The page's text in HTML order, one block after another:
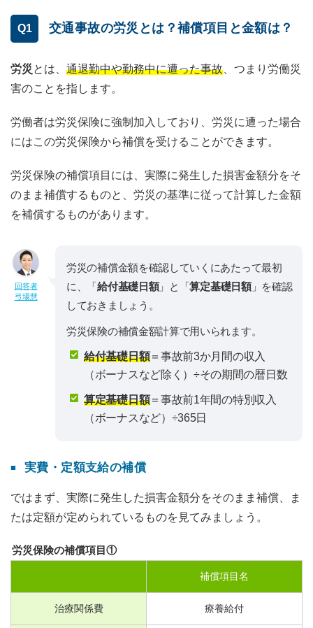
Q1 交通事故の労災とは？補償項目と金額は？
労災 とは、 通退勤中や勤務中に遭った事故 、つまり労働災
害のことを指します。
労働者は労災保険に強制加入しており、労災に遭った場合
にはこの労災保険から補償を受けることができます。
労災保険の補償項目には、実際に発生した損害金額分をそ
のまま補償するものと、労災の基準に従って計算した金額
を補償するものがあります。
回答者
弓場慧
労災の補償金額を確認していくにあたって最初
に、「給付基礎日額」と「算定基礎日額」を確認
しておきましょう。
労災保険の補償金額計算で用いられます。
給付基礎日額＝事故前3か月間の収入
（ボーナスなど除く）÷その期間の暦日数
算定基礎日額＝事故前1年間の特別収入
（ボーナスなど）÷365日
実費・定額支給の補償
ではまず、実際に発生した損害金額分をそのまま補償、ま
たは定額が定められているものを見てみましょう。
労災保険の補償項目①
補償項目名
治療関係費 療養給付